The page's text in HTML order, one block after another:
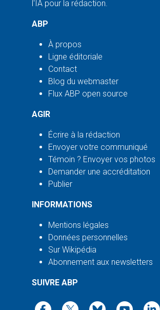
l'IA pour la rédaction.
ABP
À propos
Ligne éditoriale
Contact
Blog du webmaster
Flux ABP open source
AGIR
Écrire à la rédaction
Envoyer votre communiqué
Témoin ? Envoyer vos photos
Demander une accréditation
Publier
INFORMATIONS
Mentions légales
Données personnelles
Sur Wikipédia
Abonnement aux newsletters
SUIVRE ABP